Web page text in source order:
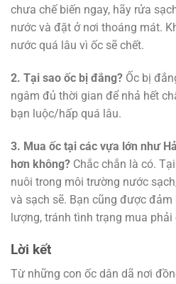
chưa chế biến ngay, hãy rửa
nước và đặt ở nơi thoáng mát.
nước quá lâu vì ốc sẽ chết.
2. Tại sao ốc bị đắng? Ốc bị
ngâm đủ thời gian để nhả hết
bạn luộc/hấp quá lâu.
3. Mua ốc tại các vựa lớn như
hơn không? Chắc chắn là có.
nuôi trong môi trường nước
và sạch sẽ. Bạn cũng được
lượng, tránh tình trạng mua phải
Lời kết
Từ những con ốc dân dã nơi